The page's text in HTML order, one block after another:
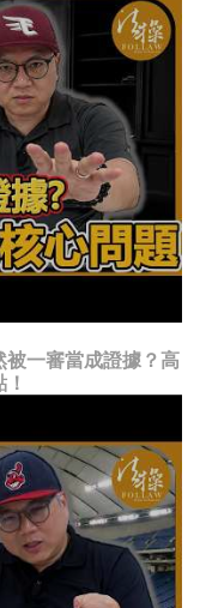
被一審當成證據？高